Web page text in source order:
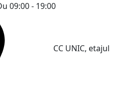
09:00 - 19:00
CC UNIC, etajul